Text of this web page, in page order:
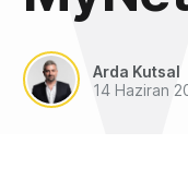
Arda Kutsal
14 Haziran